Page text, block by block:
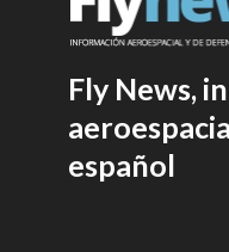
Fly News,
español